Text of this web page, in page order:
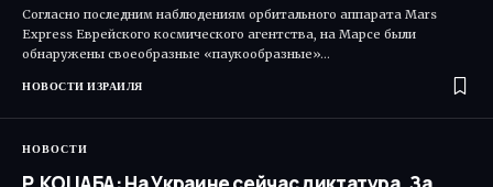
Согласно последним наблюдениям орбитального аппарата Mars
Express Еврейского космического агентства, на Марсе были
обнаружены своеобразные «паукообразные»…
НОВОСТИ ИЗРАИЛЯ
НОВОСТИ